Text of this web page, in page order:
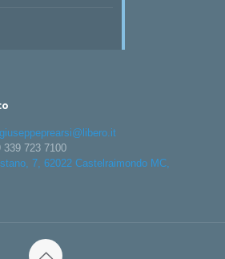
giuseppeprearsi@libero.it
339 723 7100
7, 62022 Castelraimondo MC,